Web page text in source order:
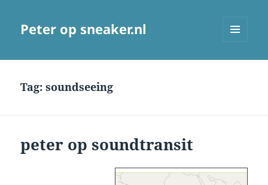
Peter op sneaker.nl
Tag:soundseeing
peter op soundtransit